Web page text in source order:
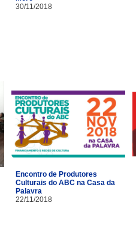
30/11/2018
Encontro de Produtores
Culturais do ABC na Casa da
Palavra
22/11/2018